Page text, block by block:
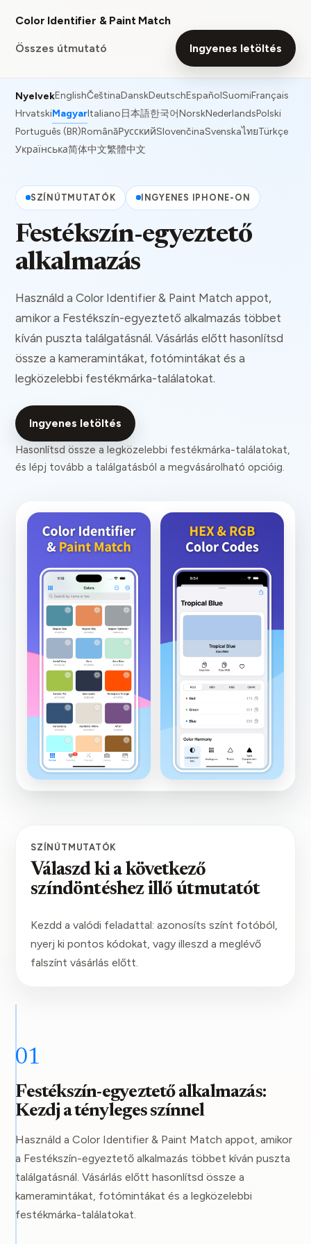
Color Identifier & Paint Match
Összes útmutató Ingyenes letöltés
NyelvekEnglishČeštinaDanskDeutschEspañolSuomiFrançais
HrvatskiMagyarItaliano日本語한국어NorskNederlandsPolski
Português (BR)RomânăРусскийSlovenčinaSvenskaไทยTürkçe
Українська简体中文繁體中文
SZÍNÚTMUTATÓK INGYENES IPHONE-ON
Festékszín-egyeztető
alkalmazás
Használd a Color Identifier & Paint Match appot,
amikor a Festékszín-egyeztető alkalmazás többet
kíván puszta találgatásnál. Vásárlás előtt hasonlítsd
össze a kameramintákat, fotómintákat és a
legközelebbi festékmárka-találatokat.
Ingyenes letöltés
Hasonlítsd össze a legközelebbi festékmárka-találatokat,
és lépj tovább a találgatásból a megvásárolható opcióig.
SZÍNÚTMUTATÓK
Válaszd ki a következő
színdöntéshez illő útmutatót
Kezdd a valódi feladattal: azonosíts színt fotóból,
nyerj ki pontos kódokat, vagy illeszd a meglévő
falszínt vásárlás előtt.
01
Festékszín-egyeztető alkalmazás:
Kezdj a tényleges színnel
Használd a Color Identifier & Paint Match appot, amikor
a Festékszín-egyeztető alkalmazás többet kíván puszta
találgatásnál. Vásárlás előtt hasonlítsd össze a
kameramintákat, fotómintákat és a legközelebbi
festékmárka-találatokat.